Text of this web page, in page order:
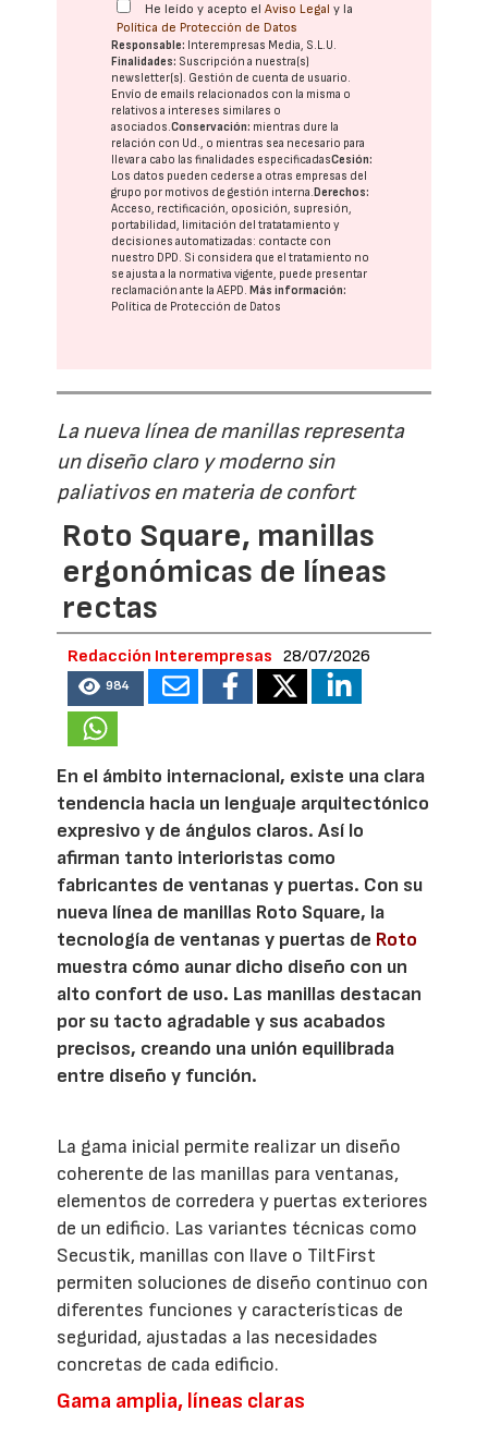
He leído y acepto elAviso Legal y la
Política de Protección de Datos
Responsable: Interempresas Media, S.L.U.
Finalidades: Suscripción a nuestra(s)
newsletter(s). Gestión de cuenta de usuario.
Envío de emails relacionados con la misma o
relativos a intereses similares o
asociados.Conservación: mientras dure la
relación con Ud., o mientras sea necesario para
llevar a cabo las finalidades especificadasCesión:
Los datos pueden cederse a otras empresas del
grupo por motivos de gestión interna. Derechos:
Acceso, rectificación, oposición, supresión,
portabilidad, limitación del tratatamiento y
decisiones automatizadas: contacte con
nuestro DPD. Si considera que el tratamiento no
se ajusta a la normativa vigente, puede presentar
reclamación ante laAEPD. Más información:
Política de Protección de Datos
La nueva línea de manillas representa
un diseño claro y moderno sin
paliativos en materia de confort
Roto Square, manillas
ergonómicas de líneas
rectas
Redacción Interempresas 28/07/2026
984
En el ámbito internacional, existe una clara
tendencia hacia un lenguaje arquitectónico
expresivo y de ángulos claros. Así lo
afirman tanto interioristas como
fabricantes de ventanas y puertas. Con su
nueva línea de manillas Roto Square, la
tecnología de ventanas y puertas de Roto
muestra cómo aunar dicho diseño con un
alto confort de uso. Las manillas destacan
por su tacto agradable y sus acabados
precisos, creando una unión equilibrada
entre diseño y función.
La gama inicial permite realizar un diseño
coherente de las manillas para ventanas,
elementos de corredera y puertas exteriores
de un edificio. Las variantes técnicas como
Secustik, manillas con llave o TiltFirst
permiten soluciones de diseño continuo con
diferentes funciones y características de
seguridad, ajustadas a las necesidades
concretas de cada edificio.
Gama amplia, líneas claras